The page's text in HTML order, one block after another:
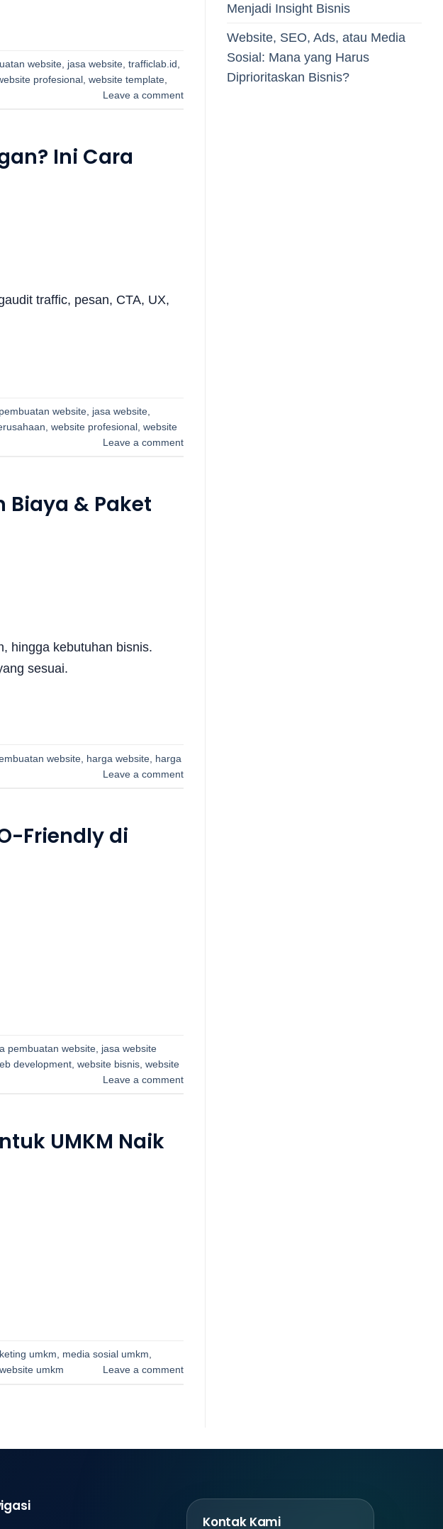
website jasa website trafficlab.id
profesional website template
Leave a comment
Ini Cara
traffic, pesan, CTA, UX,
website jasa website
website profesional website
Leave a comment
Biaya & Paket
hingga kebutuhan bisnis.
sesuai.
website harga website harga
Leave a comment
Friendly di
pembuatan website jasa website
development website bisnis website
Leave a comment
UMKM Naik
umkm media sosial umkm
website umkm Leave a comment
Menjadi Insight Bisnis
Website, SEO, Ads, atau Media
Sosial: Mana yang Harus
Diprioritaskan Bisnis?
Kontak Kami